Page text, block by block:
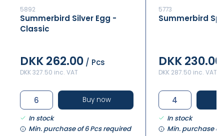
5892
Summerbird Silver Egg -
Classic
DKK 262.00 / Pcs
DKK 327.50 inc. VAT
Buy now
In stock
Min. purchase of 6 Pcs required
5773
Summerbird
DKK 230.00
DKK 287.50 inc. VAT
In stock
Min. purchase of